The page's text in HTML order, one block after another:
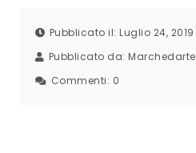
Pubblicato il: Luglio 24, 2019
Pubblicato da: Marchedarte
Commenti: 0